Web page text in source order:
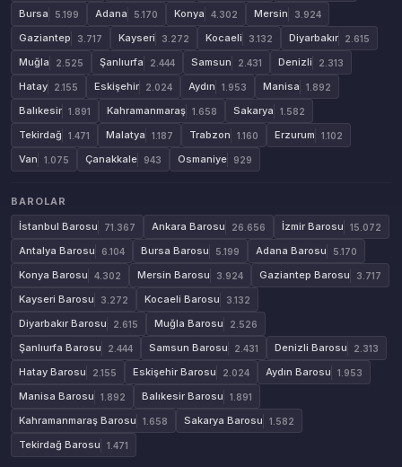
Bursa 5.199 Adana 5.170 Konya 4.302 Mersin 3.924
Gaziantep 3.717 Kayseri 3.272 Kocaeli 3.132 Diyarbakır 2.615
Muğla 2.525 Şanlıurfa 2.444 Samsun 2.431 Denizli 2.313
Hatay 2.155 Eskişehir 2.024 Aydın 1.953 Manisa 1.892
Balıkesir 1.891 Kahramanmaraş 1.658 Sakarya 1.582
Tekirdağ 1.471 Malatya 1.187 Trabzon 1.160 Erzurum 1.102
Van 1.075 Çanakkale 943 Osmaniye 929
BAROLAR
İstanbul Barosu
71.367 Ankara Barosu 26.656 İzmir Barosu 15.072
Antalya Barosu 6.104 Bursa Barosu 5.199 Adana Barosu 5.170
Konya Barosu 4.302 Mersin Barosu 3.924 Gaziantep Barosu 3.717
Kayseri Barosu 3.272 Kocaeli Barosu 3.132
Diyarbakır Barosu 2.615 Muğla Barosu 2.526
Şanlıurfa Barosu 2.444 Samsun Barosu 2.431 Denizli Barosu 2.313
Hatay Barosu 2.155 Eskişehir Barosu 2.024 Aydın Barosu 1.953
Manisa Barosu 1.892 Balıkesir Barosu 1.891
Kahramanmaraş Barosu 1.658 Sakarya Barosu 1.582
Tekirdağ Barosu 1.471